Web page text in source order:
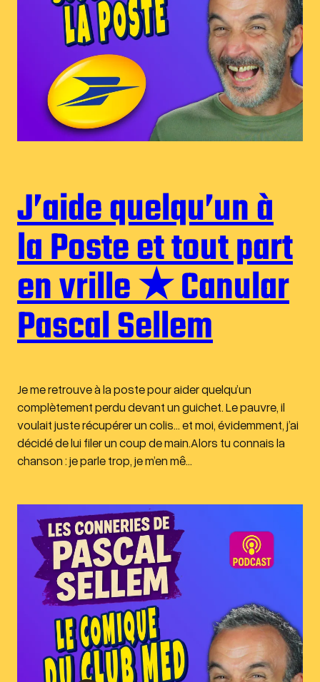
J’aide quelqu’un à
la Poste et tout part
en vrille ★ Canular
Pascal Sellem
Je me retrouve à la poste pour aider quelqu’un
complètement perdu devant un guichet. Le pauvre, il
voulait juste récupérer un colis… et moi, évidemment, j’ai
décidé de lui filer un coup de main.Alors tu connais la
chanson : je parle trop, je m’en mê…